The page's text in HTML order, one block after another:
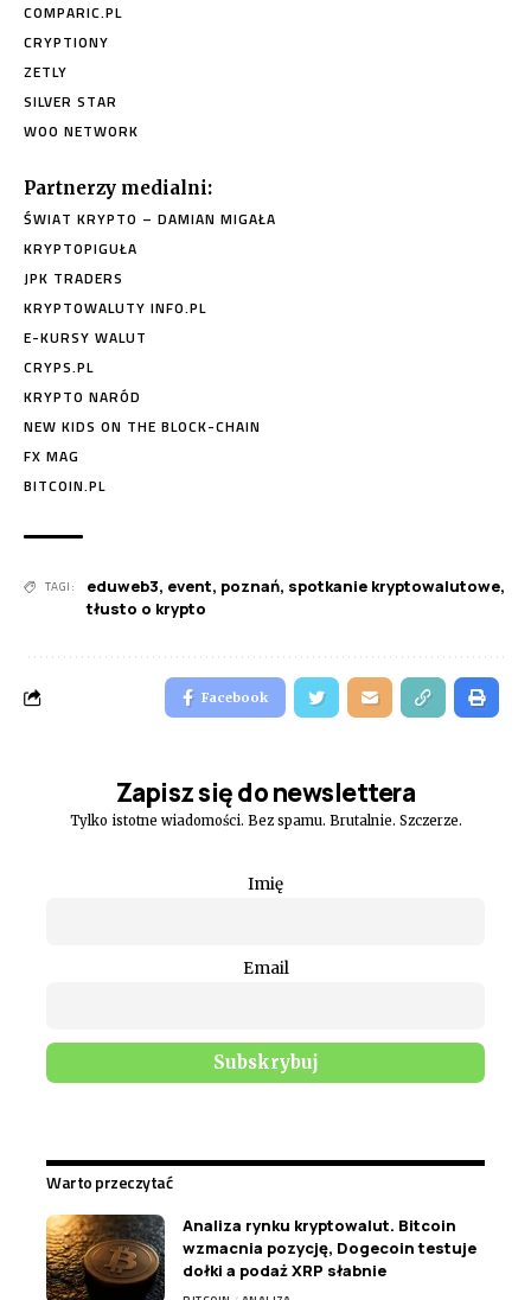
COMPARIC.PL
CRYPTIONY
ZETLY
SILVER STAR
WOO NETWORK
Partnerzy medialni:
ŚWIAT KRYPTO – DAMIAN MIGAŁA
KRYPTOPIGUŁA
JPK TRADERS
KRYPTOWALUTY INFO.PL
E-KURSY WALUT
CRYPS.PL
KRYPTO NARÓD
NEW KIDS ON THE BLOCK-CHAIN
FX MAG
BITCOIN.PL
TAGI: eduweb3, event, poznań, spotkanie kryptowalutowe,
tłusto o krypto
Facebook
Zapisz się do newslettera
Tylko istotne wiadomości. Bez spamu. Brutalnie. Szczerze.
Imię
Email
Warto przeczytać
Analiza rynku kryptowalut. Bitcoin
wzmacnia pozycję, Dogecoin testuje
dołki a podaż XRP słabnie